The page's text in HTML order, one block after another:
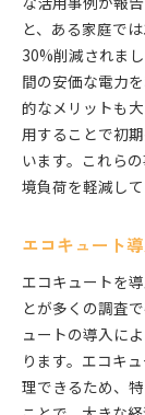
と、ある家庭で
30%削減されま
間の安価な電力
的なメリットも
用することで初
います。これら
境負荷を軽減し
エコキュート
エコキュートを
とが多くの調査
ュートの導入に
ります。エコキ
理できるため、